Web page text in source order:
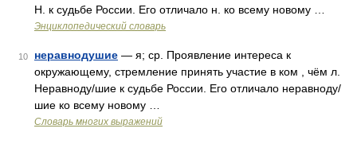
Н. к судьбе России. Его отличало н. ко всему новому …
Энциклопедический словарь
10 неравнодушие — я; ср. Проявление интереса к
окружающему, стремление принять участие в ком , чём л.
Неравноду/шие к судьбе России. Его отличало неравноду/
шие ко всему новому …
Словарь многих выражений